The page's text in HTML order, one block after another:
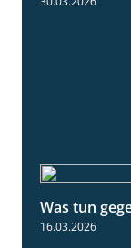
Was tun
16.03.2026